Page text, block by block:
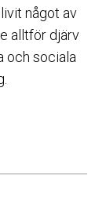
något av
alltför djärv
och sociala